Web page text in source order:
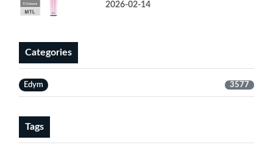
2026-02-14
Categories
Edym 3577
Tags